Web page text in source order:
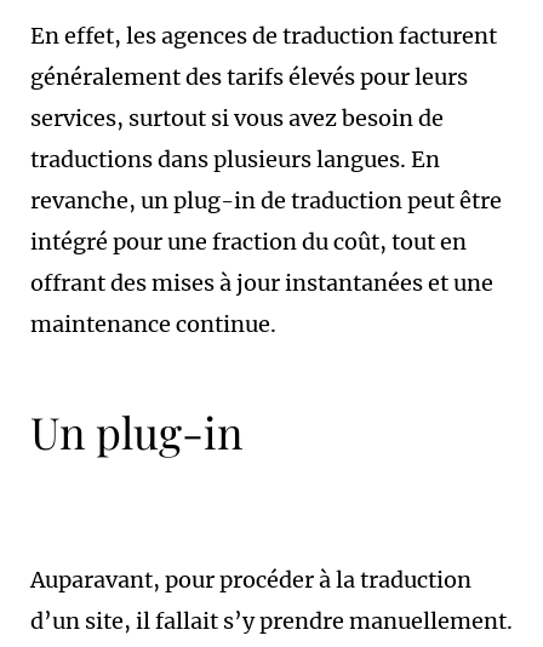
En effet, les agences de traduction facturent
généralement des tarifs élevés pour leurs
services, surtout si vous avez besoin de
traductions dans plusieurs langues. En
revanche, un plug-in de traduction peut être
intégré pour une fraction du coût, tout en
offrant des mises à jour instantanées et une
maintenance continue.
Un plug-in
Auparavant, pour procéder à la traduction
d’un site, il fallait s’y prendre manuellement.